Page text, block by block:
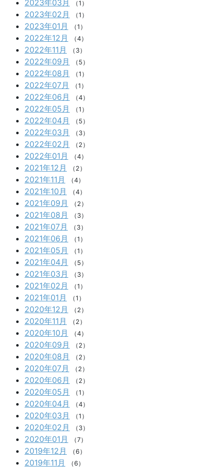
2023年03月 （1）
2023年02月 （1）
2023年01月 （1）
2022年12月 （4）
2022年11月 （3）
2022年09月 （5）
2022年08月 （1）
2022年07月 （1）
2022年06月 （4）
2022年05月 （1）
2022年04月 （5）
2022年03月 （3）
2022年02月 （2）
2022年01月 （4）
2021年12月 （2）
2021年11月 （4）
2021年10月 （4）
2021年09月 （2）
2021年08月 （3）
2021年07月 （3）
2021年06月 （1）
2021年05月 （1）
2021年04月 （5）
2021年03月 （3）
2021年02月 （1）
2021年01月 （1）
2020年12月 （2）
2020年11月 （2）
2020年10月 （4）
2020年09月 （2）
2020年08月 （2）
2020年07月 （2）
2020年06月 （2）
2020年05月 （1）
2020年04月 （4）
2020年03月 （1）
2020年02月 （3）
2020年01月 （7）
2019年12月 （6）
2019年11月 （6）